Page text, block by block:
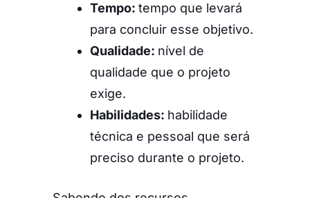
Tempo: tempo que levará
para concluir esse objetivo.
Qualidade: nível de
qualidade que o projeto
exige.
Habilidades: habilidade
técnica e pessoal que será
preciso durante o projeto.